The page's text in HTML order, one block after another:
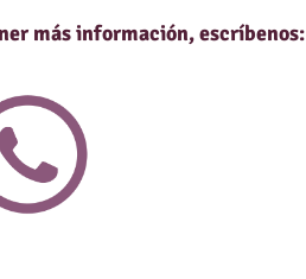
más información, escríbenos: